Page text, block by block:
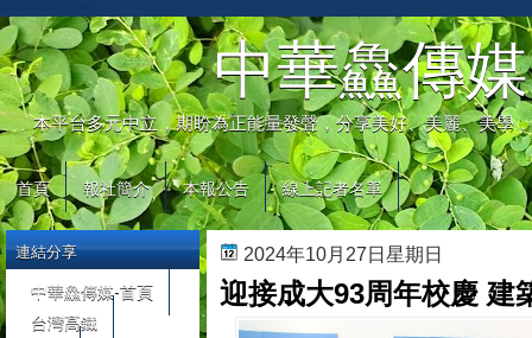
中華鱻傳媒
本平台多元中立，期盼為正能量發聲，分享美好、美麗、美學
首頁 報社簡介 本報公告 線上記者名單
2024年10月27日星期日
迎接成大93周年校慶 建
連結分享
中華鱻傳媒-首頁
台灣高鐵